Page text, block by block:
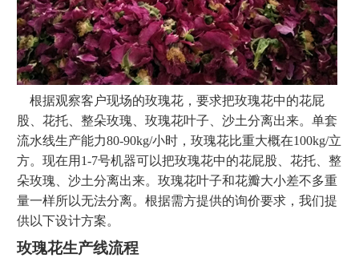
根据观察客户现场的玫瑰花，要求把玫瑰花中的花屁
股、花托、整朵玫瑰、玫瑰花叶子、沙土分离出来。单套
流水线生产能力80-90kg/小时，玫瑰花比重大概在100kg/立
方。现在用1-7号机器可以把玫瑰花中的花屁股、花托、整
朵玫瑰、沙土分离出来。玫瑰花叶子和花瓣大小差不多重
量一样所以无法分离。根据需方提供的询价要求，我们提
供以下设计方案。
玫瑰花生产线流程